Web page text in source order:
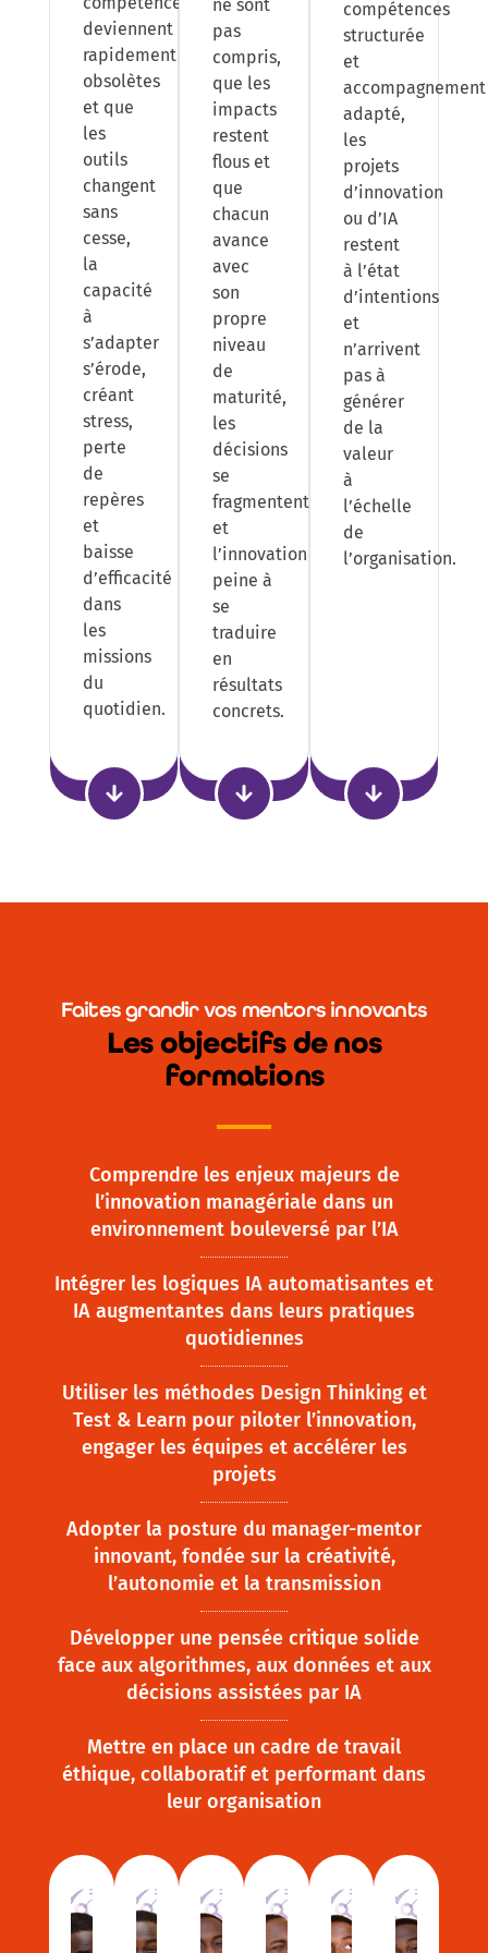
deviennent
rapidement
obsolètes
et que
les
outils
changent
sans
cesse,
la
capacité
à
s’adapter
s’érode,
créant
stress,
perte
de
repères
et
baisse
d’efficacité
dans
les
missions
du
quotidien.
ne sont
pas
compris,
que les
impacts
restent
flous et
que
chacun
avance
avec
son
propre
niveau
de
maturité,
les
décisions
se
fragmentent
et
l’innovation
peine à
se
traduire
en
résultats
concrets.
compétences
structurée
et
accompagnement
adapté,
les
projets
d’innovation
ou d’IA
restent
à l’état
d’intentions
et
n’arrivent
pas à
générer
de la
valeur
à
l’échelle
de
l’organisation.
Faites grandir vos mentors innovants
Les objectifs de nos
formations
Comprendre les enjeux majeurs de
l’innovation managériale dans un
environnement bouleversé par l’IA
Intégrer les logiques IA automatisantes et
IA augmentantes dans leurs pratiques
quotidiennes
Utiliser les méthodes Design Thinking et
Test & Learn pour piloter l’innovation,
engager les équipes et accélérer les
projets
Adopter la posture du manager-mentor
innovant, fondée sur la créativité,
l’autonomie et la transmission
Développer une pensée critique solide
face aux algorithmes, aux données et aux
décisions assistées par IA
Mettre en place un cadre de travail
éthique, collaboratif et performant dans
leur organisation